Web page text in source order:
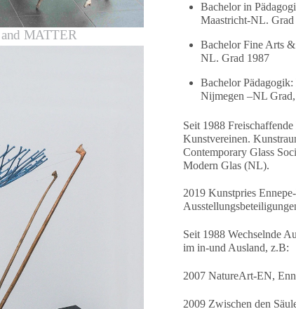
MATTER
Bachelor in
Maastricht-NL. Grad
Bachelor Fine Arts
NL. Grad 1987
Bachelor
Nijmegen –NL
Seit 1988
Kunstvereinen.
Contemporary Glass
Modern Glas (NL).
2019 Kunstpries
Seit 1988 Wechselnde
im in-und Ausland, z.B:
2007 NatureArt-EN,
2009 Zwischen den